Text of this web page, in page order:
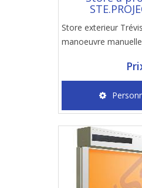
Store exterieur
manoeuvre